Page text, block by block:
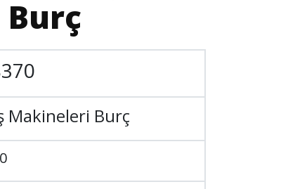
Makineleri Burç